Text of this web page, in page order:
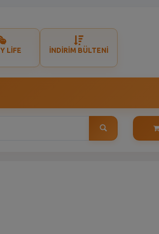
LİFE İNDİRİM BÜLTENİ